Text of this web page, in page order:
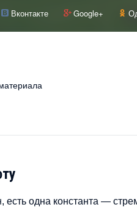
Вконтакте Google+
одна константа —